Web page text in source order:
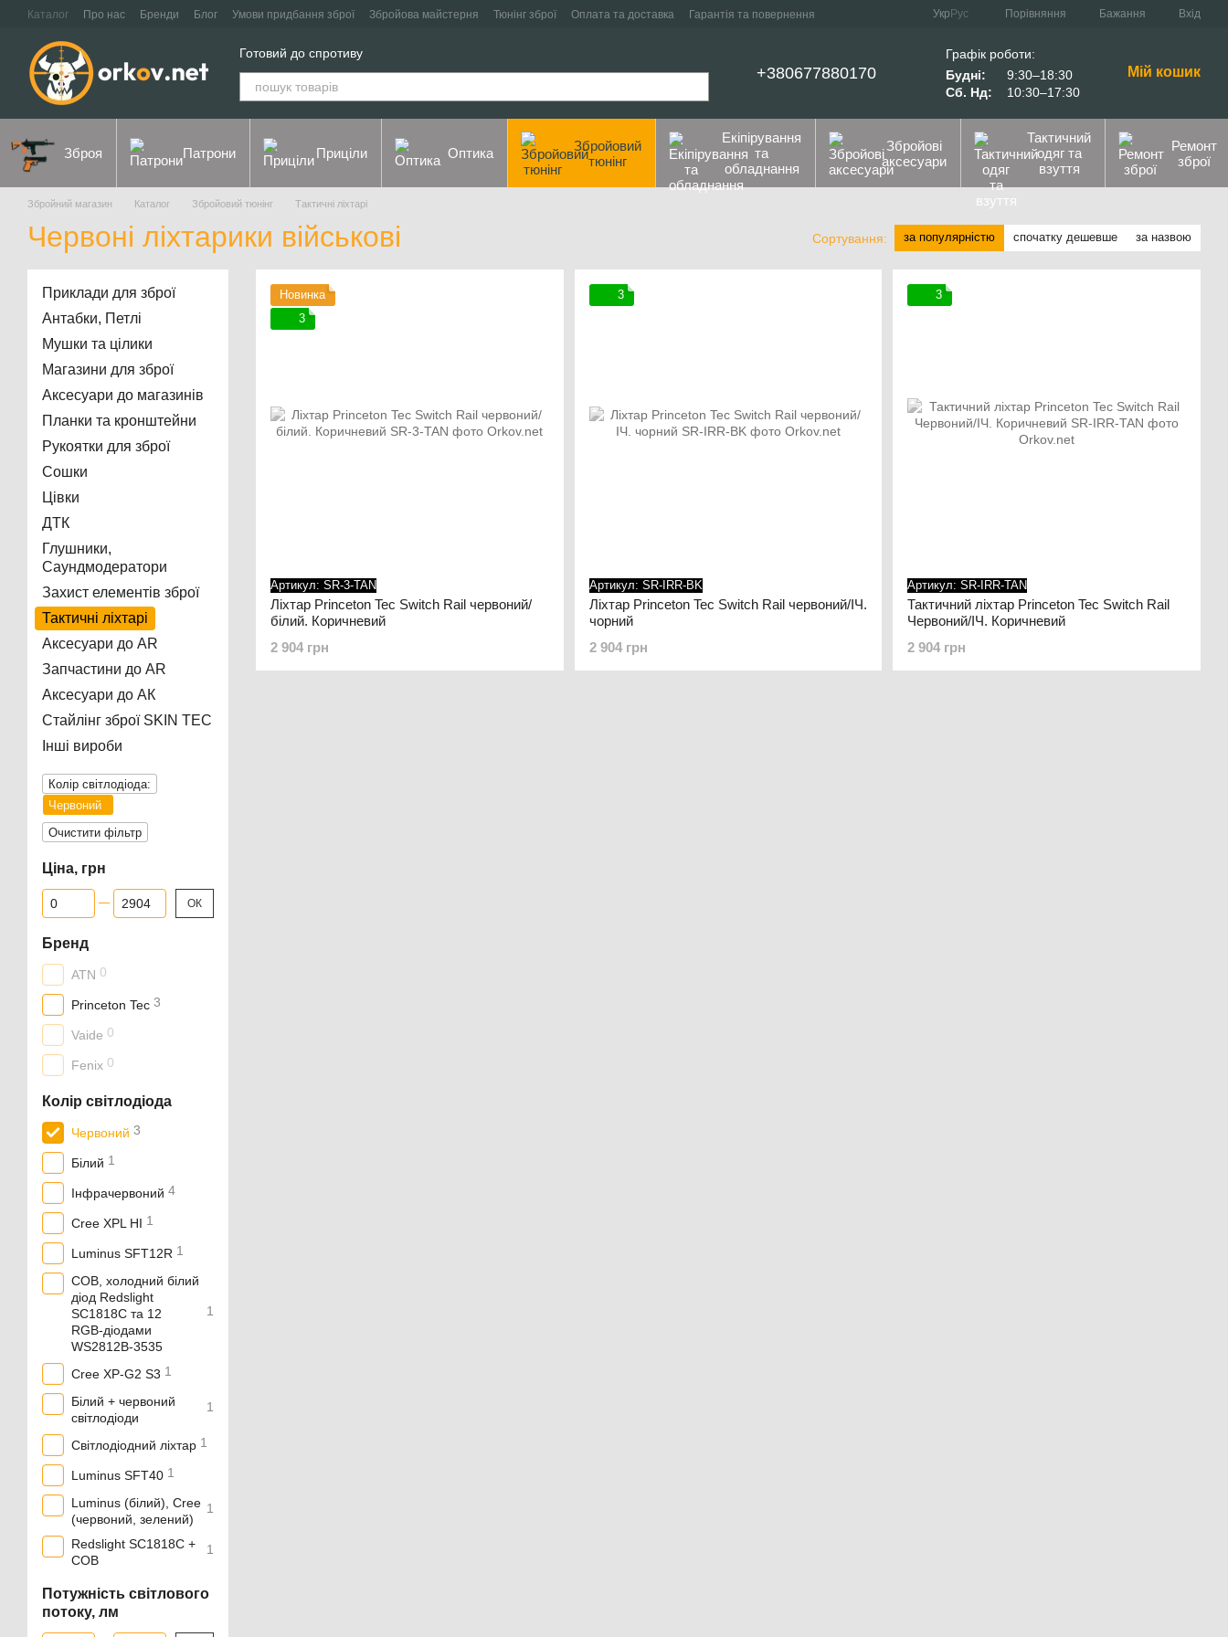
Перейти до основного контенту
Каталог Про нас Бренди Блог Умови придбання зброї Збройова майстерня Тюнінг зброї Оплата та доставка
Гарантія та повернення
Укр Рус Порівняння Бажання Вхід
Готовий до спротиву
+380677880170
Графік роботи:
Будні:
9:30–18:30
Сб. Нд:
10:30–17:30
Мій кошик
Зброя Патрони Приціли Оптика
Збройовий
тюнінг
Екіпірування
та
обладнання
Збройові
аксесуари
Тактичний
одяг та
взуття
Ремонт
зброї
Збройний магазин Каталог Збройовий тюнінг Тактичні ліхтарі
Червоні ліхтарики військові Сортування: за популярністю спочатку дешевше за назвою
Новинка
3
Артикул: SR-3-TAN
Ліхтар Princeton Tec Switch Rail червоний/
білий. Коричневий
2 904 грн
3
Артикул: SR-IRR-BK
Ліхтар Princeton Tec Switch Rail червоний/ІЧ.
чорний
2 904 грн
3
Артикул: SR-IRR-TAN
Тактичний ліхтар Princeton Tec Switch Rail
Червоний/ІЧ. Коричневий
2 904 грн
Приклади для зброї
Антабки, Петлі
Мушки та цілики
Магазини для зброї
Аксесуари до магазинів
Планки та кронштейни
Рукоятки для зброї
Сошки
Цівки
ДТК
Глушники,
Саундмодератори
Захист елементів зброї
Тактичні ліхтарі
Аксесуари до AR
Запчастини до AR
Аксесуари до АК
Стайлінг зброї SKIN TEC
Інші вироби
Колір світлодіода:
Червоний
Очистити фільтр
Ціна, грн
Від Ціна, грн
До Ціна, грн ОК
Бренд
ATN 0
Princeton Tec 3
Vaide 0
Fenix 0
Колір світлодіода
Червоний 3
Білий 1
Інфрачервоний 4
Cree XPL HI 1
Luminus SFT12R 1
COB, холодний білий
діод Redslight
SC1818C та 12
RGB‑діодами
WS2812B‑3535
1
Cree XP-G2 S3 1
Білий + червоний
світлодіоди
1
Світлодіодний ліхтар 1
Luminus SFT40 1
Luminus (білий), Cree
(червоний, зелений)
1
Redslight SC1818C +
COB
1
Потужність світлового
потоку, лм